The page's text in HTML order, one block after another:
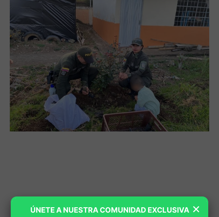
×
ÚNETE A NUESTRA COMUNIDAD EXCLUSIVA